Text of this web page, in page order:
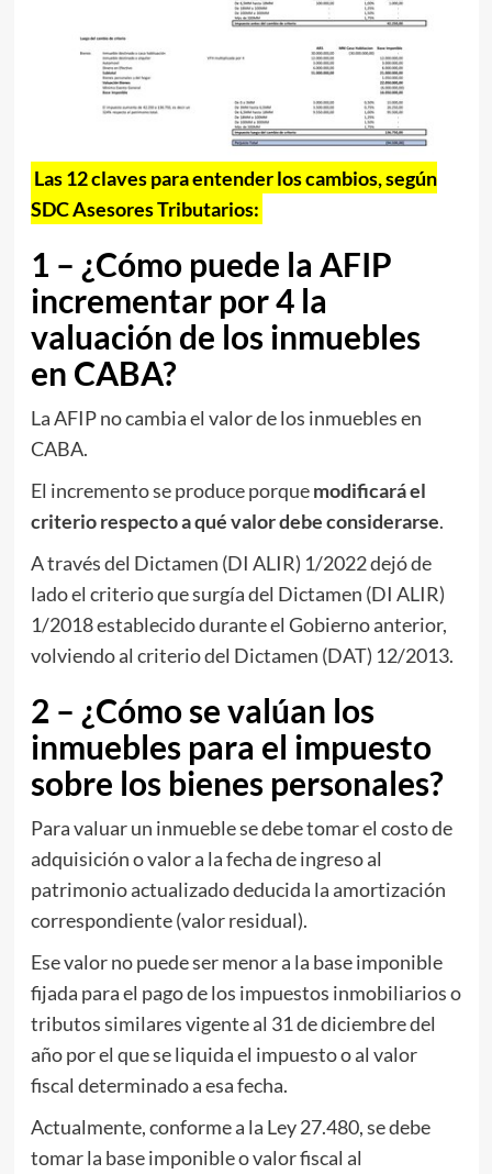
Las 12 claves para entender los cambios, según
SDC Asesores Tributarios:
1 – ¿Cómo puede la AFIP
incrementar por 4 la
valuación de los inmuebles
en CABA?
La AFIP no cambia el valor de los inmuebles en
CABA.
El incremento se produce porquemodificará el
criterio respecto a qué valor debe considerarse.
A través del Dictamen (DI ALIR) 1/2022 dejó de
lado el criterio que surgía del Dictamen (DI ALIR)
1/2018 establecido durante el Gobierno anterior,
volviendo al criterio del Dictamen (DAT) 12/2013.
2 – ¿Cómo se valúan los
inmuebles para el impuesto
sobre los bienes personales?
Para valuar un inmueble se debe tomar el costo de
adquisición o valor a la fecha de ingreso al
patrimonio actualizado deducida la amortización
correspondiente (valor residual).
Ese valor no puede ser menor a la base imponible
fijada para el pago de los impuestos inmobiliarios o
tributos similares vigente al 31 de diciembre del
año por el que se liquida el impuesto o al valor
fiscal determinado a esa fecha.
Actualmente, conforme a la Ley 27.480, se debe
tomar la base imponible o valor fiscal al